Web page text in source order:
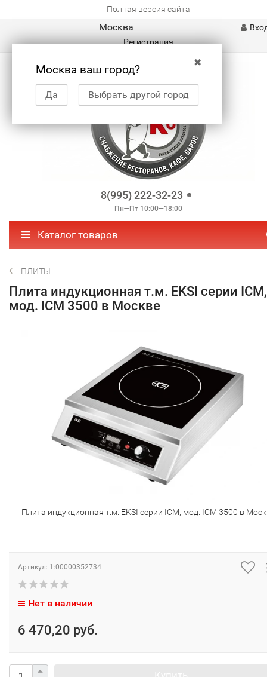
Полная версия сайта
Москва
✖
Москва ваш город?
Да Выбрать другой город
Регистрация
8(995) 222-32-23
Пн—Пт 10:00—18:00
Каталог товаров
ПЛИТЫ
Плита индукционная т.м. EKSI серии ICM,
мод. ICM 3500 в Москве
Плита индукционная т.м. EKSI серии ICM, мод. ICM 3500 в
Артикул: 1:00000352734
Нет в наличии
6 470,20 руб.